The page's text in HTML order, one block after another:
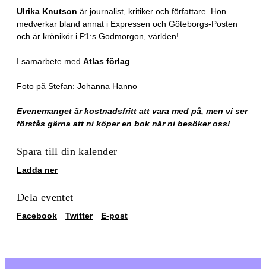
Ulrika Knutson är journalist, kritiker och författare. Hon
medverkar bland annat i Expressen och Göteborgs-Posten
och är krönikör i P1:s Godmorgon, världen!
I samarbete med Atlas förlag
Foto på Stefan: Johanna Hanno
Evenemanget är kostnadsfritt att vara med på, men vi ser
förstås gärna att ni köper en bok när ni besöker oss!
Spara till din kalender
Ladda ner
Dela eventet
Facebook Twitter E-post